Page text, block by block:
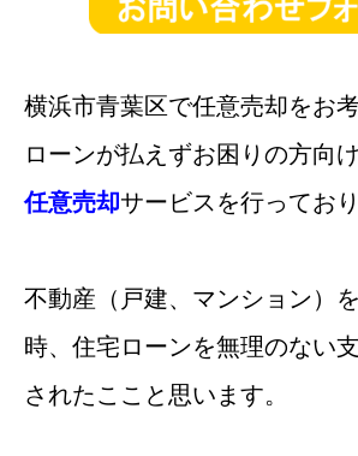
横浜市青葉区で任意売却をお
ローンが払えずお困りの方向
任意売却サービスを行っており
不動産（戸建、マンション）
時、住宅ローンを無理のない
されたここと思います。